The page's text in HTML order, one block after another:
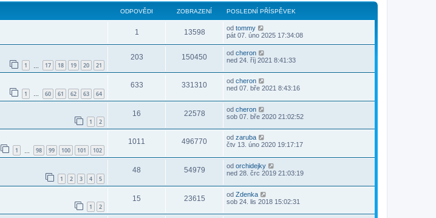
ODPOVĚDI ZOBRAZENÍ POSLEDNÍ PŘÍSPĚVEK
1 13598 od tommy
pát 07. úno 2025 17:34:08
1 17 18 19 20 21
203 150450 od cheron
ned 24. říj 2021 8:41:33
1 … 60 61 62 63 64
633 331310 od cheron
ned 07. bře 2021 8:43:16
1 2
16 22578 od cheron
sob 07. bře 2020 21:02:52
1 98 99 100 101 102
1011 496770 od zaruba
čtv 13. úno 2020 19:17:17
1 2 3 4 5
48 54979 od orchidejky
ned 28. črc 2019 21:03:19
1 2
15 23615 od Zdenka
sob 24. lis 2018 15:02:31